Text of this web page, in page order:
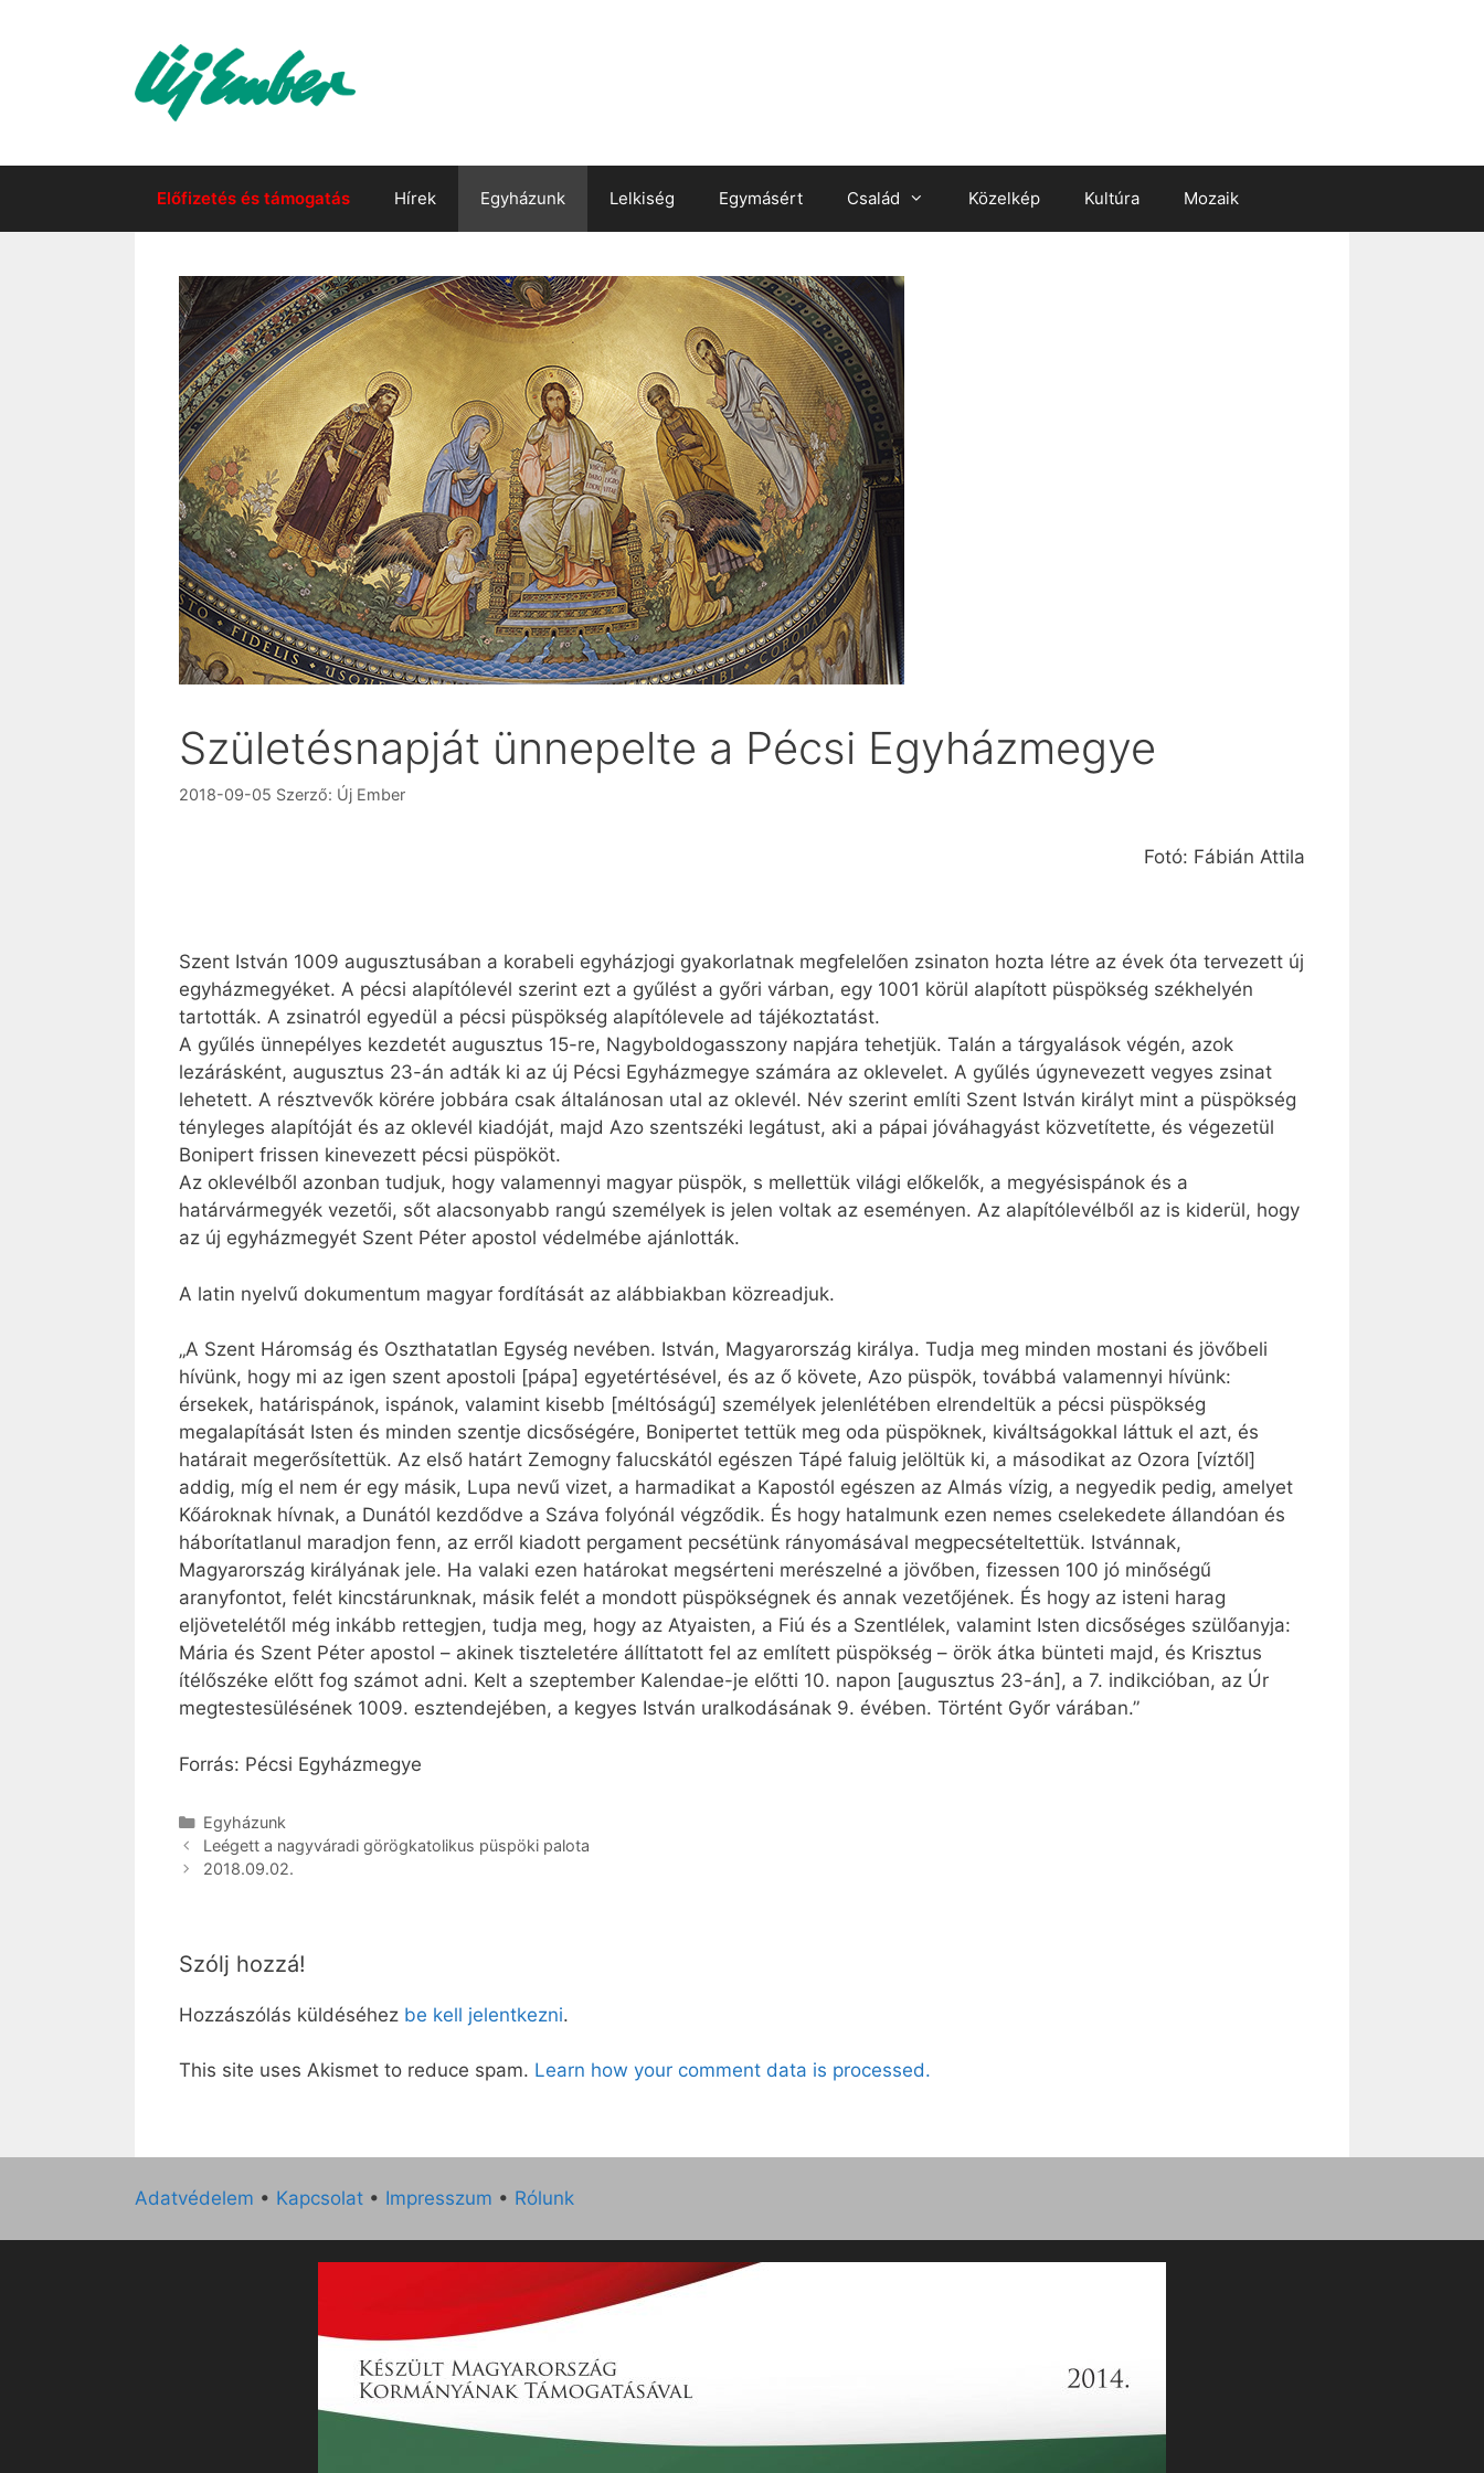
Előfizetés és támogatás Hírek Egyházunk Lelkiség Egymásért Család Közelkép Kultúra Mozaik
Születésnapját ünnepelte a Pécsi Egyházmegye
2018-09-05 Szerző: Új Ember
Fotó: Fábián Attila
Szent István 1009 augusztusában a korabeli egyházjogi gyakorlatnak megfelelően zsinaton hozta létre az évek óta tervezett új
egyházmegyéket. A pécsi alapítólevél szerint ezt a gyűlést a győri várban, egy 1001 körül alapított püspökség székhelyén
tartották. A zsinatról egyedül a pécsi püspökség alapítólevele ad tájékoztatást.
A gyűlés ünnepélyes kezdetét augusztus 15-re, Nagyboldogasszony napjára tehetjük. Talán a tárgyalások végén, azok
lezárásként, augusztus 23-án adták ki az új Pécsi Egyházmegye számára az oklevelet. A gyűlés úgynevezett vegyes zsinat
lehetett. A résztvevők körére jobbára csak általánosan utal az oklevél. Név szerint említi Szent István királyt mint a püspökség
tényleges alapítóját és az oklevél kiadóját, majd Azo szentszéki legátust, aki a pápai jóváhagyást közvetítette, és végezetül
Bonipert frissen kinevezett pécsi püspököt.
Az oklevélből azonban tudjuk, hogy valamennyi magyar püspök, s mellettük világi előkelők, a megyésispánok és a
határvármegyék vezetői, sőt alacsonyabb rangú személyek is jelen voltak az eseményen. Az alapítólevélből az is kiderül, hogy
az új egyházmegyét Szent Péter apostol védelmébe ajánlották.
A latin nyelvű dokumentum magyar fordítását az alábbiakban közreadjuk.
„A Szent Háromság és Oszthatatlan Egység nevében. István, Magyarország királya. Tudja meg minden mostani és jövőbeli
hívünk, hogy mi az igen szent apostoli [pápa] egyetértésével, és az ő követe, Azo püspök, továbbá valamennyi hívünk:
érsekek, határispánok, ispánok, valamint kisebb [méltóságú] személyek jelenlétében elrendeltük a pécsi püspökség
megalapítását Isten és minden szentje dicsőségére, Bonipertet tettük meg oda püspöknek, kiváltságokkal láttuk el azt, és
határait megerősítettük. Az első határt Zemogny falucskától egészen Tápé faluig jelöltük ki, a másodikat az Ozora [víztől]
addig, míg el nem ér egy másik, Lupa nevű vizet, a harmadikat a Kapostól egészen az Almás vízig, a negyedik pedig, amelyet
Kőároknak hívnak, a Dunától kezdődve a Száva folyónál végződik. És hogy hatalmunk ezen nemes cselekedete állandóan és
háborítatlanul maradjon fenn, az erről kiadott pergament pecsétünk rányomásával megpecsételtettük. Istvánnak,
Magyarország királyának jele. Ha valaki ezen határokat megsérteni merészelné a jövőben, fizessen 100 jó minőségű
aranyfontot, felét kincstárunknak, másik felét a mondott püspökségnek és annak vezetőjének. És hogy az isteni harag
eljövetelétől még inkább rettegjen, tudja meg, hogy az Atyaisten, a Fiú és a Szentlélek, valamint Isten dicsőséges szülőanyja:
Mária és Szent Péter apostol – akinek tiszteletére állíttatott fel az említett püspökség – örök átka bünteti majd, és Krisztus
ítélőszéke előtt fog számot adni. Kelt a szeptember Kalendae-je előtti 10. napon [augusztus 23-án], a 7. indikcióban, az Úr
megtestesülésének 1009. esztendejében, a kegyes István uralkodásának 9. évében. Történt Győr várában.”
Forrás: Pécsi Egyházmegye
Kategória
Egyházunk
Leégett a nagyváradi görögkatolikus püspöki palota
2018.09.02.
Szólj hozzá!
Hozzászólás küldéséhez be kell jelentkezni.
This site uses Akismet to reduce spam. Learn how your comment data is processed.
Adatvédelem • Kapcsolat • Impresszum • Rólunk